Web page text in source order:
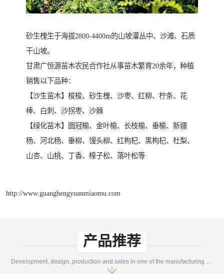
砂生槐生于海拔2800-4400m的山坡灌丛中、沙滩、石质
干山坡。
甘肃广恒源苗木农民合作社从事苗木繁育20余年，种植
销售以下品种：
【沙生苗木】梭梭、砂生槐、沙枣、红柳、柠条、花
棒、白刺、沙拐枣、沙棘
【绿化苗木】圆冠榆、金叶榆、长枝榆、垂榆、新疆
杨、河北杨、垂柳、馒头柳、红枸杞、黑枸杞、杜梨、
山杏、山桃、丁香、樟子松、落叶松等
http://www.guanghengyuanmiaomu.com
产品推荐